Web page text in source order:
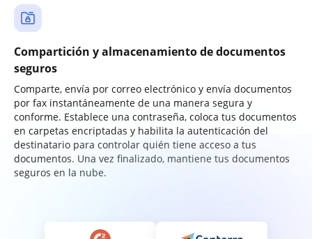
Compartición y almacenamiento de documentos
seguros
Comparte, envía por correo electrónico y envía documentos
por fax instantáneamente de una manera segura y
conforme. Establece una contraseña, coloca tus documentos
en carpetas encriptadas y habilita la autenticación del
destinatario para controlar quién tiene acceso a tus
documentos. Una vez finalizado, mantiene tus documentos
seguros en la nube.